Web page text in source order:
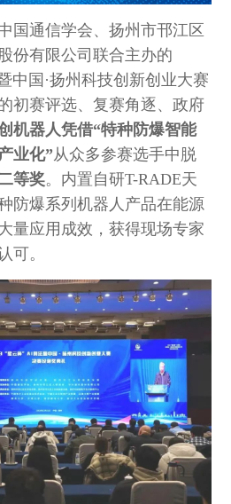
国通信学会、扬州市邗江区
份有限公司联合主办的
中国·扬州科技创新创业大赛
初赛评选、复赛角逐、政府
机器人凭借“特种防爆智能
业化”从众多参赛选手中脱
等奖。内置自研T-RADE天
防爆系列机器人产品在能源
量应用成效，获得现场专家
可。